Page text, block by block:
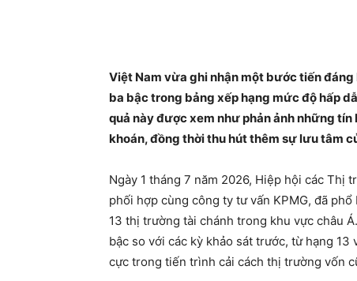
Việt Nam vừa ghi nhận một bước tiến
ba bậc trong bảng xếp hạng mức độ hấp
quả này được xem như phản ảnh những
khoán, đồng thời thu hút thêm sự lưu tâm
Ngày 1 tháng 7 năm 2026, Hiệp hội các Thị
phối hợp cùng công ty tư vấn KPMG, đã
13 thị trường tài chánh trong khu vực châu
bậc so với các kỳ khảo sát trước, từ hạng
cực trong tiến trình cải cách thị trường vốn